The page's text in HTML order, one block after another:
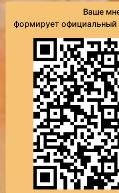
Ваше
формирует официальный